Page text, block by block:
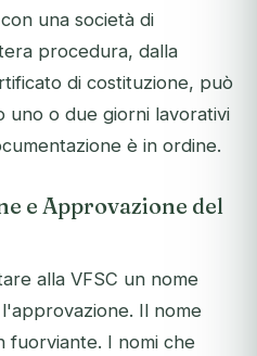
una società di
procedura, dalla
di costituzione, può
uno o due giorni lavorativi
è in ordine.
e Approvazione del
alla VFSC un nome
Il nome
fuorviante. I nomi che